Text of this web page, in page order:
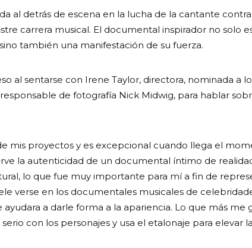
al detrás de escena en la lucha de la cantante
carrera musical. El documental inspirador no solo
también una manifestación de su fuerza.
al sentarse con Irene Taylor, directora, nominada a
de fotografía Nick Midwig, para hablar
mis proyectos y es excepcional cuando llega el
la autenticidad de un documental íntimo de
lo que fue muy importante para mí a fin de
verse en los documentales musicales de
a darle forma a la apariencia. Lo que más me
con los personajes y usa el etalonaje para elevar